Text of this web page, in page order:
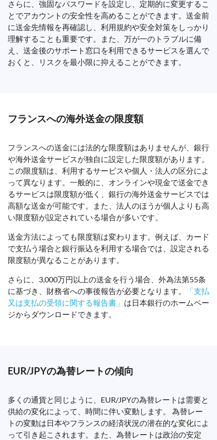
さらに、強固なパスワードを設定し、定期的に変更するこ
とでアカウントの安全性を高めることができます。送金前
に送金先情報を再確認し、利用規約や安全対策をしっかり
理解することも重要です。また、万が一のトラブルに備
え、送金後のサポート窓口を利用できるサービスを選んで
おくと、リスクを最小限に抑えることができます。
フランスへの海外送金の限度額
フランスへの送金には法的な限度額はありませんが、銀行
や海外送金サービスが独自に設定した限度額があります。
この限度額は、利用するサービスや個人・法人の区分によ
って異なります。一般的に、オンラインや現金で送金でき
るサービスは限度額が低く、銀行の海外送金サービスでは
高額な送金が可能です。また、法人のほうが個人よりも高
い限度額が設定されている場合が多いです。
送金方法によっても限度額は変わります。例えば、カード
で支払う場合と銀行振込を利用する場合では、設定される
限度額が異なることがあります。
さらに、3,000万円以上の送金を行う場合、外為法第55条
に基づき、財務省への事後報告が必要となります。
「支払
又は支払の受領に関する報告書」 は日本銀行のホームペー
ジからダウンロードできます。
EUR/JPYの為替レートの傾向
多くの通貨と同じように、EUR/JPYの為替レートは需要と
供給の変化によって、時間に伴い変動します。 為替レー
トの変動は日本やフランスの経済状況の潜在的な変化によ
って引き起こされます。また、為替レートは政治の安定